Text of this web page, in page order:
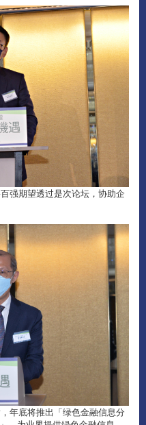
强期望透过是次论坛，协助企
年底将推出「绿色金融信息分